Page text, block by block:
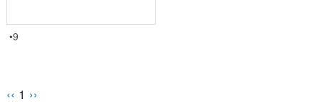
•9
‹‹ 1 ››